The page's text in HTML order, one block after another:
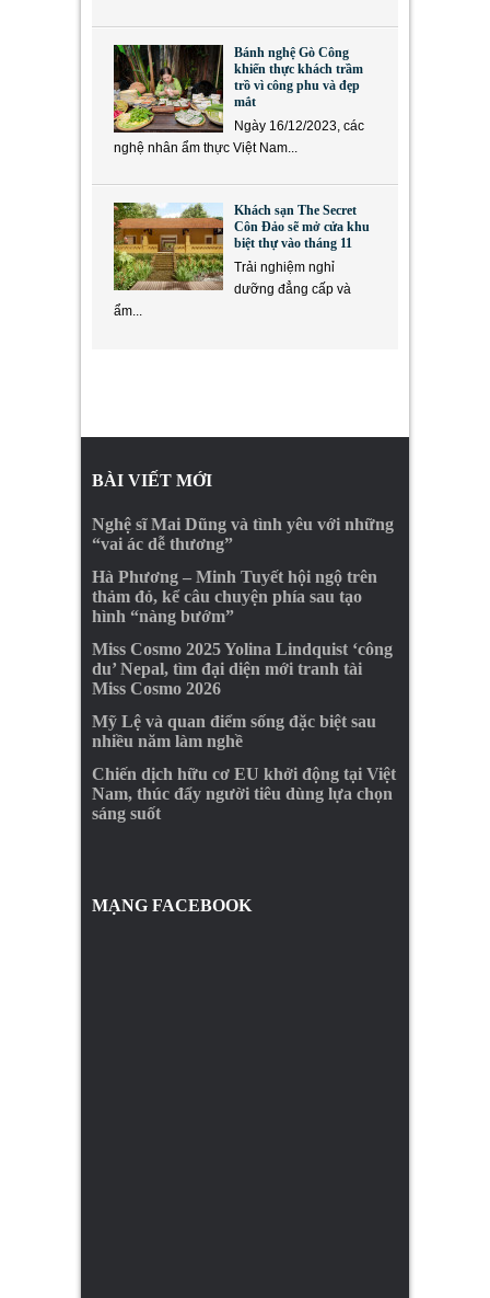
Bánh nghệ Gò Công
khiến thực khách trầm
trồ vì công phu và đẹp
mắt
Ngày 16/12/2023, các
nghệ nhân ẩm thực Việt Nam...
Khách sạn The Secret
Côn Đảo sẽ mở cửa khu
biệt thự vào tháng 11
Trải nghiệm nghỉ
dưỡng đẳng cấp và
ẩm...
BÀI VIẾT MỚI
Nghệ sĩ Mai Dũng và tình yêu với những
“vai ác dễ thương”
Hà Phương – Minh Tuyết hội ngộ trên
thảm đỏ, kể câu chuyện phía sau tạo
hình “nàng bướm”
Miss Cosmo 2025 Yolina Lindquist ‘công
du’ Nepal, tìm đại diện mới tranh tài
Miss Cosmo 2026
Mỹ Lệ và quan điểm sống đặc biệt sau
nhiều năm làm nghề
Chiến dịch hữu cơ EU khởi động tại Việt
Nam, thúc đẩy người tiêu dùng lựa chọn
sáng suốt
MẠNG FACEBOOK